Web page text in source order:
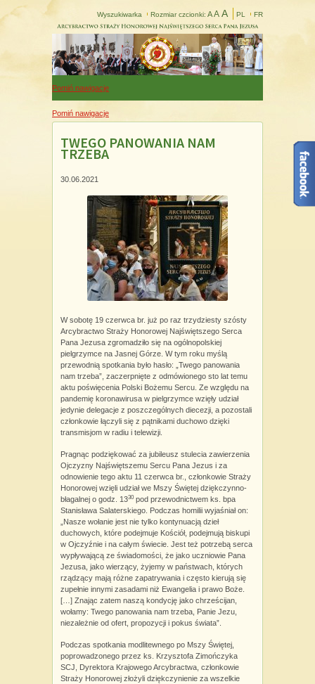
Wyszukiwarka Rozmiar czcionki: A A A PL FR
Pomiń nawigacje
Pomiń nawigacje
TWEGO PANOWANIA NAM
TRZEBA
30.06.2021
W sobotę 19 czerwca br. już po raz trzydziesty szósty
Arcybractwo Straży Honorowej Najświętszego Serca
Pana Jezusa zgromadziło się na ogólnopolskiej
pielgrzymce na Jasnej Górze. W tym roku myślą
przewodnią spotkania było hasło: „Twego panowania
nam trzeba”, zaczerpnięte z odmówionego sto lat temu
aktu poświęcenia Polski Bożemu Sercu. Ze względu na
pandemię koronawirusa w pielgrzymce wzięły udział
jedynie delegacje z poszczególnych diecezji, a pozostali
członkowie łączyli się z pątnikami duchowo dzięki
transmisjom w radiu i telewizji.
Pragnąc podziękować za jubileusz stulecia zawierzenia
Ojczyzny Najświętszemu Sercu Pana Jezus i za
odnowienie tego aktu 11 czerwca br., członkowie Straży
Honorowej wzięli udział we Mszy Świętej dziękczynno-
błagalnej o godz. 1330 pod przewodnictwem ks. bpa
Stanisława Salaterskiego. Podczas homilii wyjaśniał on:
„Nasze wołanie jest nie tylko kontynuacją dzieł
duchowych, które podejmuje Kościół, podejmują biskupi
w Ojczyźnie i na całym świecie. Jest też potrzebą serca
wypływającą ze świadomości, że jako uczniowie Pana
Jezusa, jako wierzący, żyjemy w państwach, których
rządzący mają różne zapatrywania i często kierują się
zupełnie innymi zasadami niż Ewangelia i prawo Boże.
[…] Znając zatem naszą kondycję jako chrześcijan,
wołamy: Twego panowania nam trzeba, Panie Jezu,
niezależnie od ofert, propozycji i pokus świata”.
Podczas spotkania modlitewnego po Mszy Świętej,
poprowadzonego przez ks. Krzysztofa Zimończyka
SCJ, Dyrektora Krajowego Arcybractwa, członkowie
Straży Honorowej złożyli dziękczynienie za wszelkie